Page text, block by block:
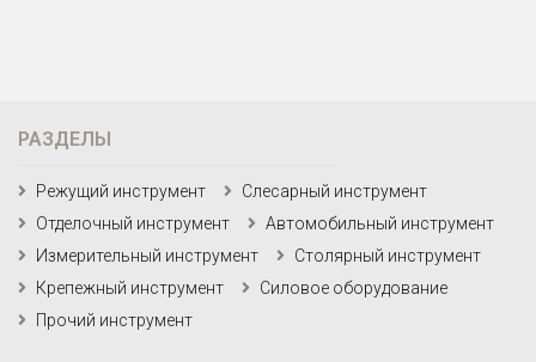
РАЗДЕЛЫ
Режущий инструмент
Слесарный инструмент
Отделочный инструмент
Автомобильный инструмент
Измерительный инструмент
Столярный инструмент
Крепежный инструмент
Силовое оборудование
Прочий инструмент